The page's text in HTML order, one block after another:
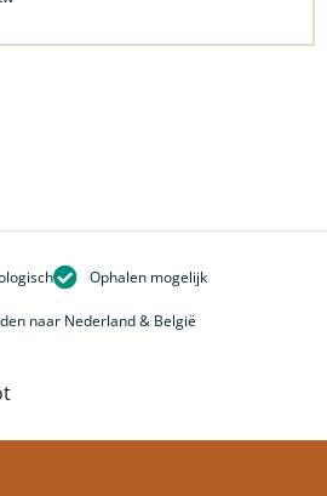
Ophalen mogelijk
naar Nederland & België